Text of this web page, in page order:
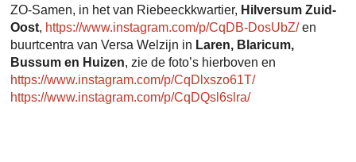
ZO-Samen, in het van Riebeeckkwartier, Hilversum Zuid-
Oost, https://www.instagram.com/p/CqDB-DosUbZ/en
buurtcentra van Versa Welzijn in Laren, Blaricum,
Bussum en Huizen, zie de foto’s hierboven en
https://www.instagram.com/p/CqDlxszo61T/
https://www.instagram.com/p/CqDQsl6slra/